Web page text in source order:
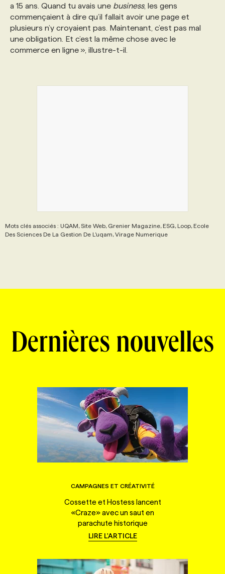
a 15 ans. Quand tu avais une business, les gens
commençaient à dire qu’il fallait avoir une page et
plusieurs n’y croyaient pas. Maintenant, c’est pas mal
une obligation. Et c’est la même chose avec le
commerce en ligne », illustre-t-il.
Mots clés associés : UQAM, Site Web, Grenier Magazine, ESG, Loop, Ecole
Des Sciences De La Gestion De L’uqam, Virage Numerique
Dernières nouvelles
CAMPAGNES ET CRÉATIVITÉ
Cossette et Hostess lancent
«Craze» avec un saut en
parachute historique
LIRE L'ARTICLE